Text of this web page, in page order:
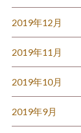
2019年12月
2019年11月
2019年10月
2019年9月